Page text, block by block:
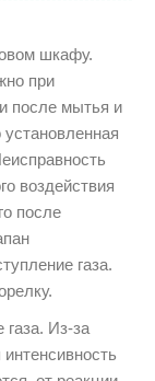
шкафу.
при
после мытья и
воздействия
после
газа.
газа. Из-за